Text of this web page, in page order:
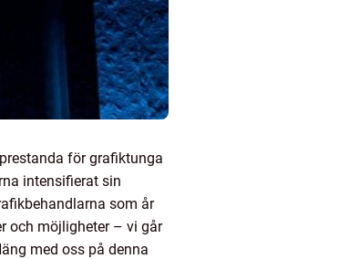
för grafiktunga
intensifierat sin
som år
och möjligheter – vi går
med oss ​​på denna